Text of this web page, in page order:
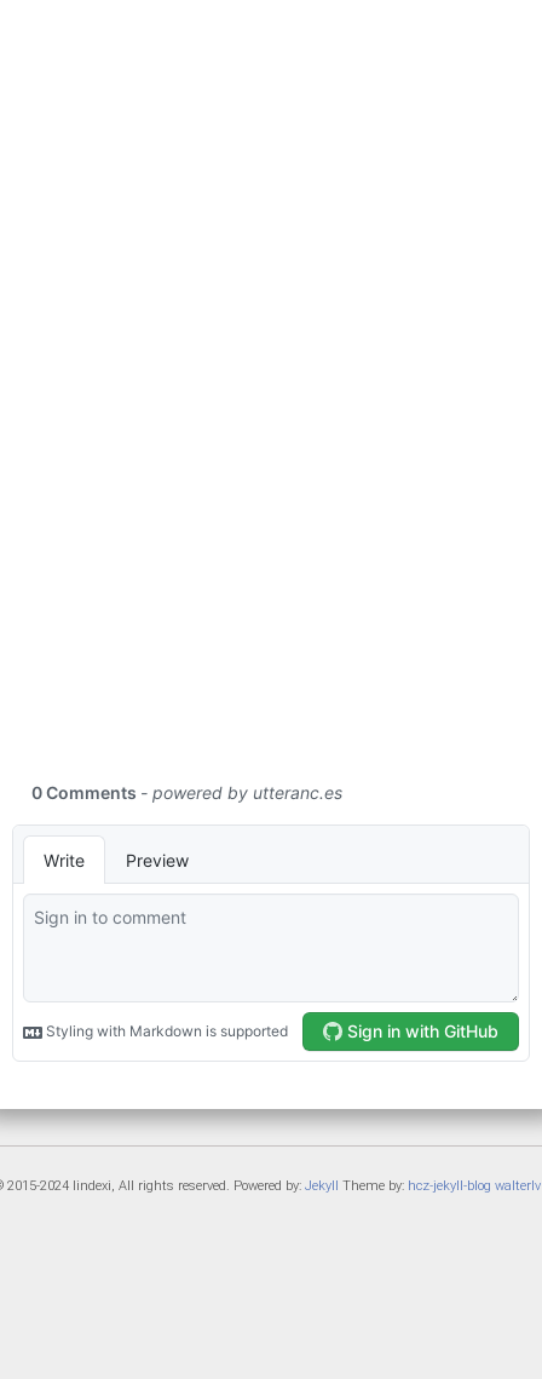
2015-2024 lindexi, All rights reserved. Powered by: Jekyll Theme by: hcz-jekyll-blog walterlv